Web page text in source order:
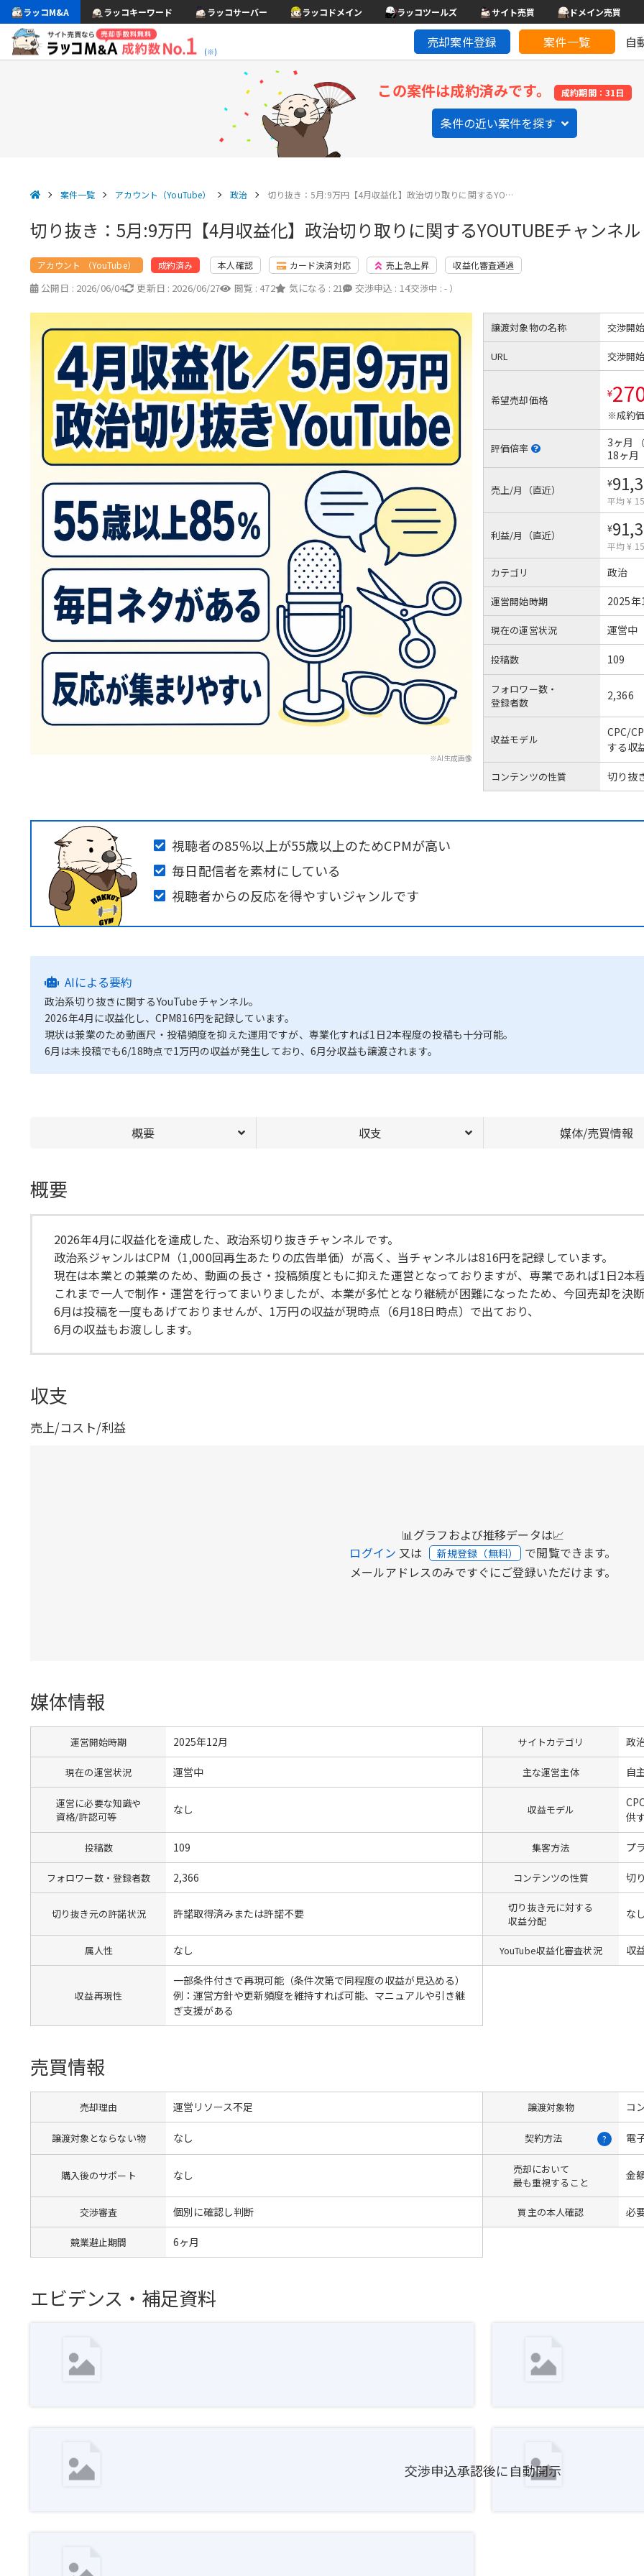
ラッコM&A ラッコキーワード ラッコサーバー ラッコドメイン ラッコツールズ サイト売買 ドメイン売買
(※)
売却案件登録 案件一覧 自
この案件は成約済みです。 成約期間：31日
条件の近い案件を探す
案件一覧 アカウント（YouTube） 政治 切り抜き：5月:9万円【4月収益化】政治切り取りに関するYO…
切り抜き：5月:9万円【4月収益化】政治切り取りに関するYOUTUBEチャンネル
アカウント （YouTube） 成約済み 本人確認 カード決済対応 売上急上昇 収益化審査通過
公開日 : 2026/06/04 更新日 : 2026/06/27 閲覧 : 472 気になる : 21 交渉申込 : 14
（交渉中 : - ）
※AI生成画像
譲渡対象物の名称 交渉開
URL 交渉開
希望売却価格 ¥
※成約
評価倍率 3ヶ月
18ヶ月
売上/月（直近）
¥
平均 ¥
利益/月（直近）
¥
平均 ¥
カテゴリ 政治
運営開始時期 2025年
現在の運営状況 運営中
投稿数 109
フォロワー数・
登録者数
2,366
収益モデル
CPC/
する収
コンテンツの性質 切り抜
視聴者の85％以上が55歳以上のためCPMが高い
毎日配信者を素材にしている
視聴者からの反応を得やすいジャンルです
AIによる要約
政治系切り抜きに関するYouTubeチャンネル。
2026年4月に収益化し、CPM816円を記録しています。
現状は兼業のため動画尺・投稿頻度を抑えた運用ですが、専業化すれば1日2本程度の投稿も十分可能。
6月は未投稿でも6/18時点で1万円の収益が発生しており、6月分収益も譲渡されます。
概要 収支 媒体/売買情報
概要
2026年4月に収益化を達成した、政治系切り抜きチャンネルです。
政治系ジャンルはCPM（1,000回再生あたりの広告単価）が高く、当チャンネルは816円を記録しています。
現在は本業との兼業のため、動画の長さ・投稿頻度ともに抑えた運営となっておりますが、専業であれば1日2本
これまで一人で制作・運営を行ってまいりましたが、本業が多忙となり継続が困難になったため、今回売却を決断
6月は投稿を一度もあげておりませんが、1万円の収益が現時点（6月18日時点）で出ており、
6月の収益もお渡しします。
収支
売上/コスト/利益
📊グラフおよび推移データは📈
ログイン 又は 新規登録（無料） で閲覧できます。
メールアドレスのみですぐにご登録いただけます。
媒体情報
運営開始時期 2025年12月 サイトカテゴリ 政
現在の運営状況 運営中 主な運営主体 自
運営に必要な知識や
資格/許認可等
なし 収益モデル
供
投稿数 109 集客方法 プ
フォロワー数・登録者数 2,366 コンテンツの性質 切
切り抜き元の許諾状況 許諾取得済みまたは許諾不要
切り抜き元に対する
収益分配
なし
属人性 なし YouTube収益化審査状況 収
収益再現性
一部条件付きで再現可能（条件次第で同程度の収益が見込める）
例：運営方針や更新頻度を維持すれば可能、マニュアルや引き継
ぎ支援がある
売買情報
売却理由 運営リソース不足 譲渡対象物 コ
譲渡対象とならない物 なし 契約方法 ? 電
購入後のサポート なし
売却において
最も重視すること
金
交渉審査 個別に確認し判断 買主の本人確認 必
競業避止期間 6ヶ月
エビデンス・補足資料
交渉申込承認後に自動開示